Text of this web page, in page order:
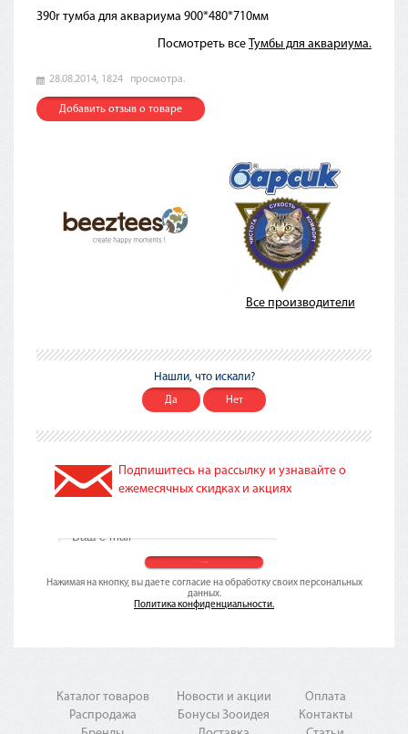
390r тумба для аквариума 900*480*710мм
Посмотреть все Тумбы для аквариума.
28.08.2014, 1824 просмотра.
Добавить отзыв о товаре
Все производители
Нашли, что искали?
Да Нет
Подпишитесь на рассылку и узнавайте о
ежемесячных скидках и акциях
Нажимая на кнопку, вы даете согласие на обработку своих персональных
данных.
Политика конфиденциальности.
Каталог товаров
Распродажа
Новости и акции
Бонусы Зооидея
Оплата
Контакты